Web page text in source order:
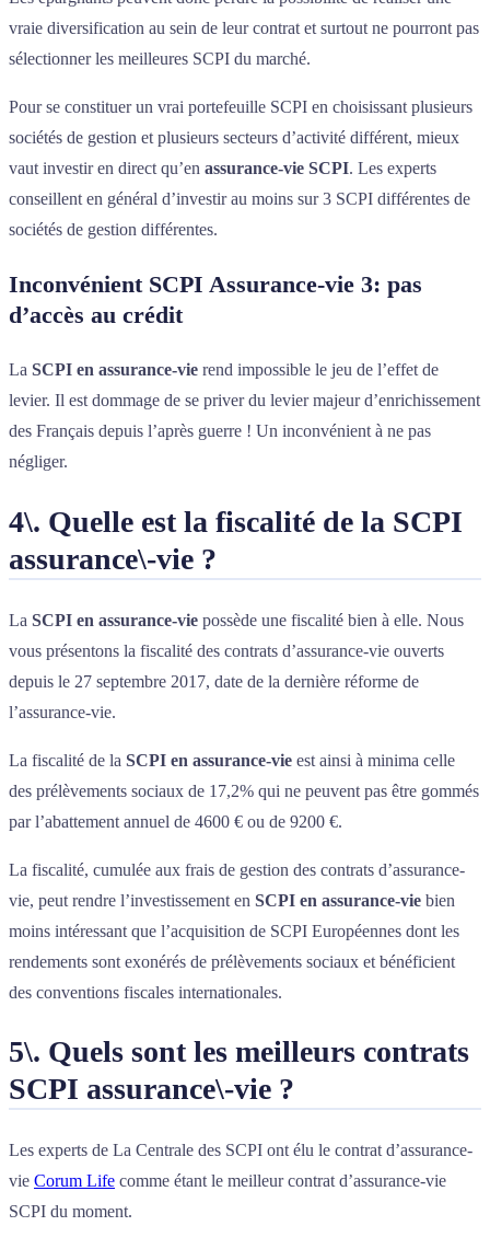
vraie diversification au sein de leur contrat et surtout ne pourront pas
sélectionner les meilleures SCPI du marché.
Pour se constituer un vrai portefeuille SCPI en choisissant plusieurs
sociétés de gestion et plusieurs secteurs d’activité différent, mieux
vaut investir en direct qu’en assurance-vie SCPI. Les experts
conseillent en général d’investir au moins sur 3 SCPI différentes de
sociétés de gestion différentes.
Inconvénient SCPI Assurance-vie 3: pas
d’accès au crédit
La SCPI en assurance-vie rend impossible le jeu de l’effet de
levier. Il est dommage de se priver du levier majeur d’enrichissement
des Français depuis l’après guerre ! Un inconvénient à ne pas
négliger.
4\. Quelle est la fiscalité de la SCPI
assurance\-vie ?
La SCPI en assurance-vie possède une fiscalité bien à elle. Nous
vous présentons la fiscalité des contrats d’assurance-vie ouverts
depuis le 27 septembre 2017, date de la dernière réforme de
l’assurance-vie.
La fiscalité de la SCPI en assurance-vie est ainsi à minima celle
des prélèvements sociaux de 17,2% qui ne peuvent pas être gommés
par l’abattement annuel de 4600 € ou de 9200 €.
La fiscalité, cumulée aux frais de gestion des contrats d’assurance-
vie, peut rendre l’investissement en SCPI en assurance-vie bien
moins intéressant que l’acquisition de SCPI Européennes dont les
rendements sont exonérés de prélèvements sociaux et bénéficient
des conventions fiscales internationales.
5\. Quels sont les meilleurs contrats
SCPI assurance\-vie ?
Les experts de La Centrale des SCPI ont élu le contrat d’assurance-
vie Corum Life comme étant le meilleur contrat d’assurance-vie
SCPI du moment.